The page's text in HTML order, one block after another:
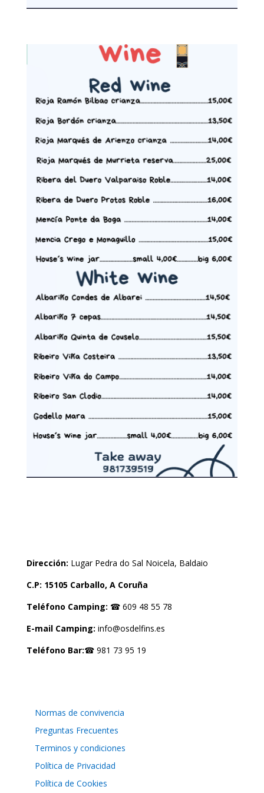
Dirección: Lugar Pedra do Sal Noicela, Baldaio
C.P: 15105 Carballo, A Coruña
Teléfono Camping: ☎ 609 48 55 78
E-mail Camping: info@osdelfins.es
Teléfono Bar:☎ 981 73 95 19
Normas de convivencia
Preguntas Frecuentes
Terminos y condiciones
Política de Privacidad
Política de Cookies